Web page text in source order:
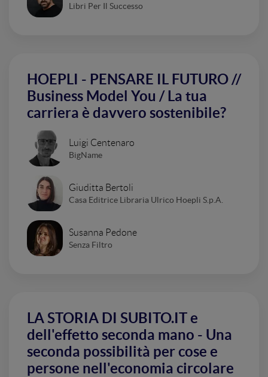
Libri Per Il Successo
HOEPLI - PENSARE IL FUTURO //
Business Model You / La tua
carriera è davvero sostenibile?
Luigi Centenaro
BigName
Giuditta Bertoli
Casa Editrice Libraria Ulrico Hoepli S.p.A.
Susanna Pedone
Senza Filtro
LA STORIA DI SUBITO.IT e
dell'effetto seconda mano - Una
seconda possibilità per cose e
persone nell'economia circolare